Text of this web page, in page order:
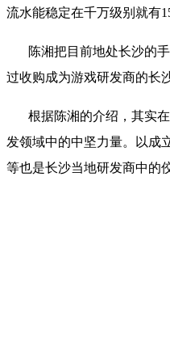
流水能稳定在千万级别就有
陈湘把目前地处长沙的
过收购成为游戏研发商的长
根据陈湘的介绍，其实
发领域中的中坚力量。以成
等也是长沙当地研发商中的